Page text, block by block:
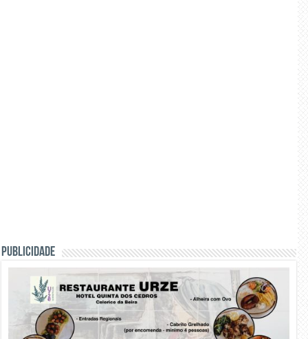
PUBLICIDADE